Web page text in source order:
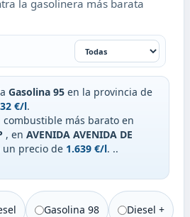
la gasolinera más barata
Gasolina 95 en la provincia de
€/l.
combustible más barato en
, en AVENIDA AVENIDA DE
un precio de 1.639 €/l. ..
Gasolina 98 Diesel +